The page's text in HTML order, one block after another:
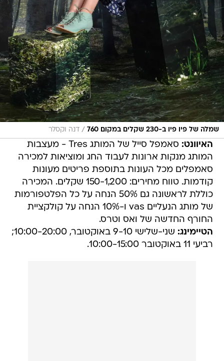
שמלה של פיו פיו ב-230 שקלים במקום 760 / דנה וקסלר
האיוונט:
סאמפל סייל של המותג Tres - מעצבות
המותג מנקות ארונות לעבוד החג ומוציאות למכירה
סאמפלים מכל העונות בתוספת פריטים מעונות
קודמות. טווח מחירים: 150-1,200 שקלים. המכירה
כוללת לראשונה גם 50% הנחה על כל הפלטפורמות
של מותג הנעליים vas ו-10% הנחה על קולקציית
החורף החדשה של ואס וטרס.
הטיימינג:
שני-שלישי 9-10 באוקטובר, 10:00-20:00;
רביעי 11 באוקטובר 10:00-15:00.